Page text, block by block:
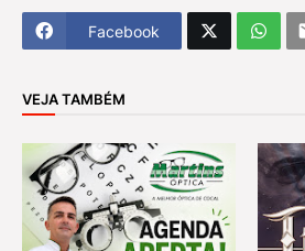
Facebook
VEJA TAMBÉM